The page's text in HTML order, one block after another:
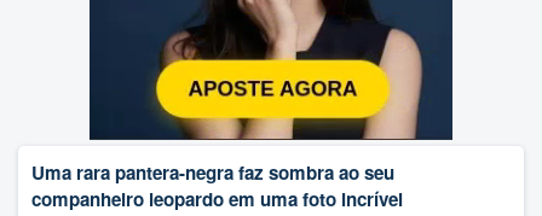
Uma rara pantera-negra faz sombra ao seu
companheiro leopardo em uma foto incrível